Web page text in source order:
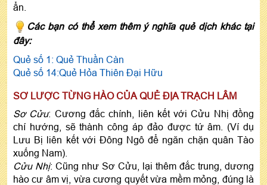
ẩn.
Các bạn có thể xem thêm ý nghĩa quẻ dịch khác tại
đây:
Quẻ số 1: Quẻ Thuần Càn
Quẻ số 14:Quẻ Hỏa Thiên Đại Hữu
SƠ LƯỢC TỪNG HÀO CỦA QUẺ ĐỊA TRẠCH LÂM
Sơ Cửu: Cương đắc chính, liên kết với Cửu Nhị đồng
chí hướng, sẽ thành công áp đảo được tứ âm. (Ví dụ
Lưu Bị liên kết với Đông Ngô để ngăn chặn quân Tào
xuống Nam).
Cửu Nhị: Cũng như Sơ Cửu, lại thêm đắc trung, dương
hào cư âm vị, vừa cương quyết vừa mềm mỏng, đúng là